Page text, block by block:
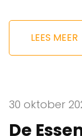
LEES MEER
30 oktober
De